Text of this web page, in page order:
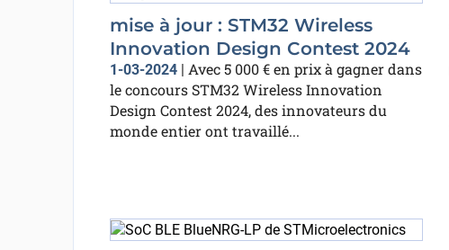
mise à jour : STM32 Wireless
Innovation Design Contest 2024
1-03-2024| Avec 5 000 € en prix à gagner dans
le concours STM32 Wireless Innovation
Design Contest 2024, des innovateurs du
monde entier ont travaillé...